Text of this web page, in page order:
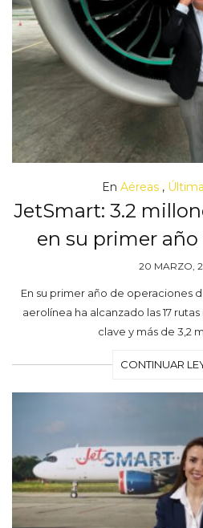
En Aéreas,
JetSmart: 3.2
en su primer
20 MARZO,
En su primer año de operaciones
aerolínea ha alcanzado las 17
clave y más de 3,2
CONTINUAR